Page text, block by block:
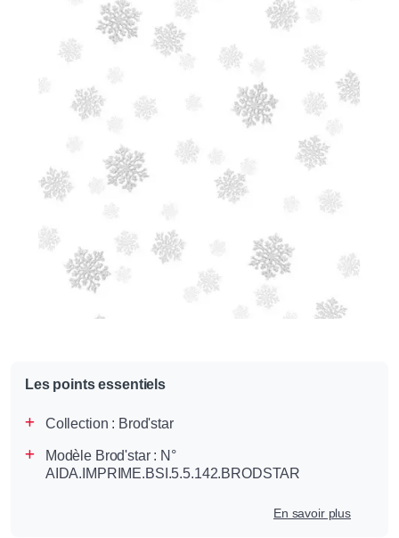
Les points essentiels
Collection : Brod'star
Modèle Brod'star : N°
AIDA.IMPRIME.BSI.5.5.142.BRODSTAR
En savoir plus